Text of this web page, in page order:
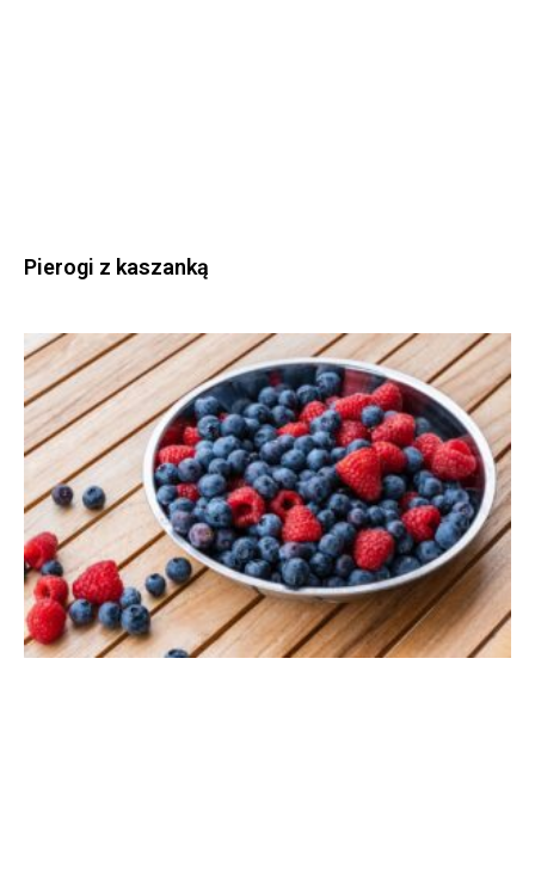
Pierogi z kaszanką